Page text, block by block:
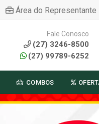
Área do Representante
Fale Conosco
(27) 3246-8500
(27) 99789-6252
COMBOS